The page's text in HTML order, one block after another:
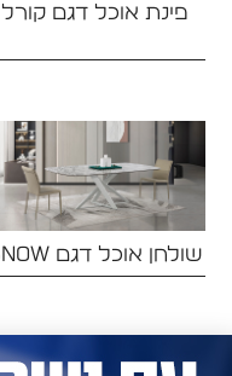
פינת אוכל דגם קורל
שולחן אוכל דגם SNOW